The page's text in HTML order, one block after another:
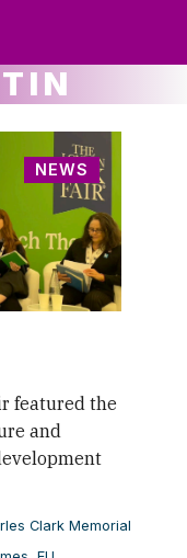
NEWS
featured the
and
Clark Memorial